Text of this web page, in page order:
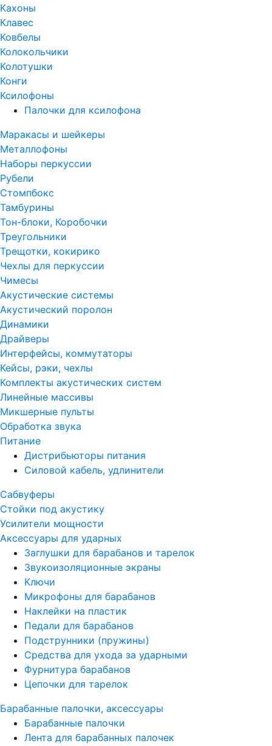
Кахоны
Клавес
Ковбелы
Колокольчики
Колотушки
Конги
Ксилофоны
Палочки для ксилофона
Маракасы и шейкеры
Металлофоны
Наборы перкуссии
Рубели
Стомпбокс
Тамбурины
Тон-блоки, Коробочки
Треугольники
Трещотки, кокирико
Чехлы для перкуссии
Чимесы
Акустические системы
Акустический поролон
Динамики
Драйверы
Интерфейсы, коммутаторы
Кейсы, рэки, чехлы
Комплекты акустических систем
Линейные массивы
Микшерные пульты
Обработка звука
Питание
Дистрибьюторы питания
Силовой кабель, удлинители
Сабвуферы
Стойки под акустику
Усилители мощности
Аксессуары для ударных
Заглушки для барабанов и тарелок
Звукоизоляционные экраны
Ключи
Микрофоны для барабанов
Наклейки на пластик
Педали для барабанов
Подструнники (пружины)
Средства для ухода за ударными
Фурнитура барабанов
Цепочки для тарелок
Барабанные палочки, аксессуары
Барабанные палочки
Лента для барабанных палочек